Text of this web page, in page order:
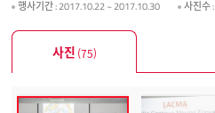
행사기간: 2017.10.22 ~ 2017.10.30 사진수
사진 (75)